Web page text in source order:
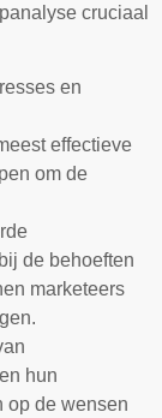
cruciaal
en
effectieve
om de
de behoeften
marketeers
hun
op de wensen